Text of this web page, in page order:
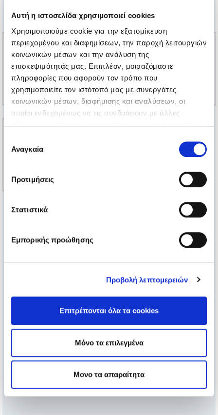
Αυτή η ιστοσελίδα χρησιμοποιεί cookies
Χρησιμοποιούμε cookie για την εξατομίκευση
περιεχομένου και διαφημίσεων, την παροχή λειτουργιών
κοινωνικών μέσων και την ανάλυση της
επισκεψιμότητάς μας. Επιπλέον, μοιραζόμαστε
πληροφορίες που αφορούν τον τρόπο που
χρησιμοποιείτε τον ιστότοπό μας με συνεργάτες
κοινωνικών μέσων, διαφήμισης και αναλύσεων, οι
οποίοι ενδεχομένως να τις συνδυάσουν με άλλες
των υπηρεσιών τους.
συγκατάθεσης
Αναγκαία
Προτιμήσεις
Στατιστικά
Εμπορικής προώθησης
Προβολή λεπτομερειών
Επιτρέπονται όλα τα cookies
Μόνο τα επιλεγμένα
Μονο τα απαραίτητα